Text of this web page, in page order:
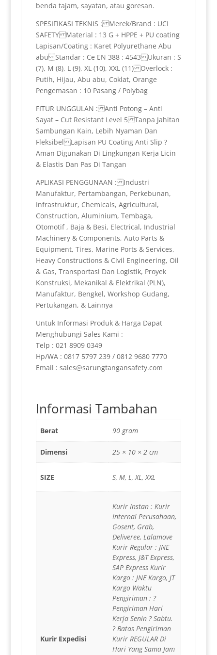
benda tajam, sayatan, atau goresan.
SPESIFIKASI TEKNIS : Merek/Brand : UCI
SAFETY Material : 13 G + HPPE + PU coating
Lapisan/Coating : Karet Polyurethane Abu
abu Standar : Ce EN 388 : 4543 Ukuran : S
(7), M (8), L (9), XL (10), XXL (11) Overlock :
Putih, Hijau, Abu abu, Coklat, Orange
Pengemasan : 10 Pasang / Polybag
FITUR UNGGULAN : Anti Potong – Anti
Sayat – Cut Resistant Level 5 Tanpa Jahitan
Sambungan Kain, Lebih Nyaman Dan
Fleksibel Lapisan PU Coating Anti Slip ?
Aman Digunakan Di Lingkungan Kerja Licin
& Elastis Dan Pas Di Tangan
APLIKASI PENGGUNAAN : Industri
Manufaktur, Pertambangan, Perkebunan,
Infrastruktur, Chemicals, Agricultural,
Construction, Aluminium, Tembaga,
Otomotif , Baja & Besi, Electrical, Industrial
Machinery & Components, Auto Parts &
Equipment, Tires, Marine Ports & Services,
Heavy Constructions & Civil Engineering, Oil
& Gas, Transportasi Dan Logistik, Proyek
Konstruksi, Mekanikal & Elektrikal (PLN),
Manufaktur, Bengkel, Workshop Gudang,
Pertukangan, & Lainnya
Untuk Informasi Produk & Harga Dapat
Menghubungi Sales Kami :
Telp : 021 8909 0349
Hp/WA : 0817 5797 239 / 0812 9680 7770
Email : sales@sarungtangansafety.com
Informasi Tambahan
Berat 90 gram
Dimensi 25 × 10 × 2 cm
SIZE S, M, L, XL, XXL
Kurir Expedisi
Kurir Instan : Kurir
Internal Perusahaan,
Gosent, Grab,
Deliveree, Lalamove
Kurir Regular : JNE
Express, J&T Express,
SAP Express Kurir
Kargo : JNE Kargo, JT
Kargo Waktu
Pengiriman : ?
Pengiriman Hari
Kerja Senin ? Sabtu.
? Batas Pengiriman
Kurir REGULAR Di
Hari Yang Sama Jam